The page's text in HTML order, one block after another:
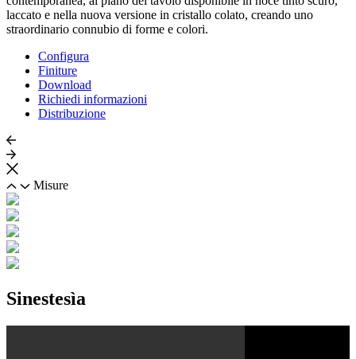
laccato e nella nuova versione in cristallo colato, creando uno
straordinario connubio di forme e colori.
Configura
Finiture
Download
Richiedi informazioni
Distribuzione
Misure
Sinestesìa